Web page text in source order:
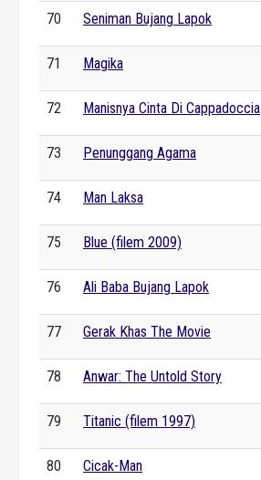
70 Seniman Bujang Lapok
71 Magika
72 Manisnya Cinta Di Cappadoccia
73 Penunggang Agama
74 Man Laksa
75 Blue (filem 2009)
76 Ali Baba Bujang Lapok
77 Gerak Khas The Movie
78 Anwar: The Untold Story
79 Titanic (filem 1997)
80 Cicak-Man